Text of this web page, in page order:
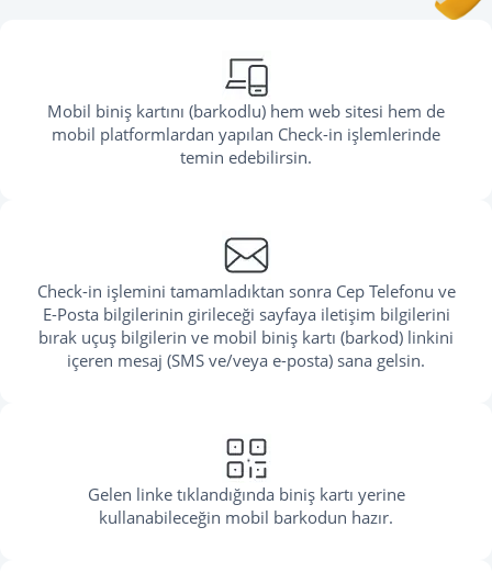
Mobil biniş kartını (barkodlu) hem web sitesi hem de
mobil platformlardan yapılan Check-in işlemlerinde
temin edebilirsin.
Check-in işlemini tamamladıktan sonra Cep Telefonu ve
E-Posta bilgilerinin girileceği sayfaya iletişim bilgilerini
bırak uçuş bilgilerin ve mobil biniş kartı (barkod) linkini
içeren mesaj (SMS ve/veya e-posta) sana gelsin.
Gelen linke tıklandığında biniş kartı yerine
kullanabileceğin mobil barkodun hazır.